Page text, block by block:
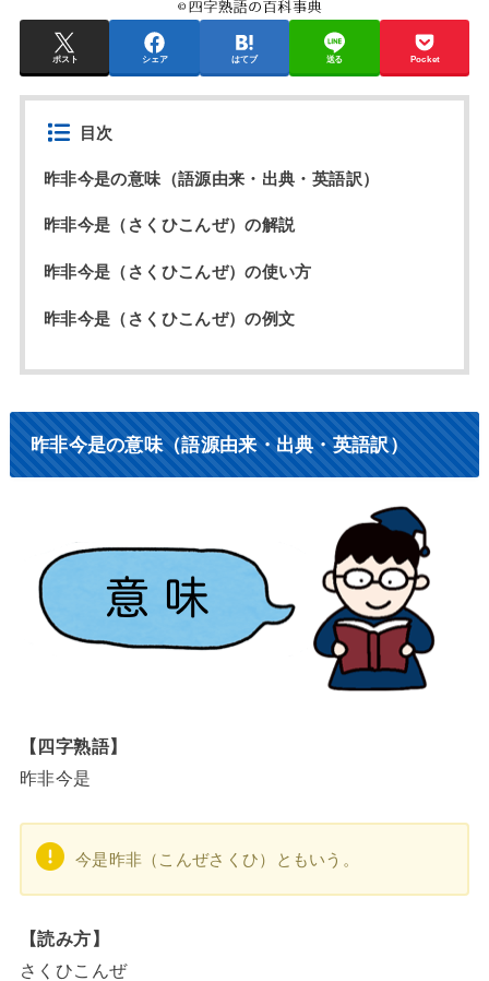
ポスト シェア はてブ 送る Pocket
目次
昨非今是の意味（語源由来・出典・英語訳）
昨非今是（さくひこんぜ）の解説
昨非今是（さくひこんぜ）の使い方
昨非今是（さくひこんぜ）の例文
昨非今是の意味（語源由来・出典・英語訳）
【四字熟語】
昨非今是
今是昨非（こんぜさくひ）ともいう。
【読み方】
さくひこんぜ